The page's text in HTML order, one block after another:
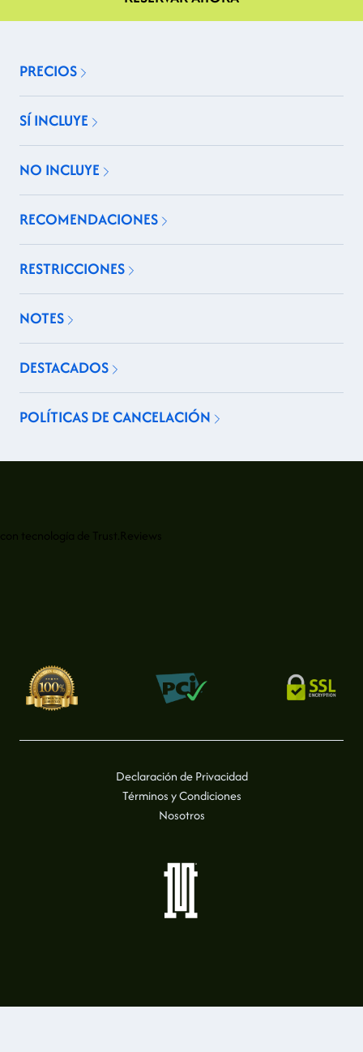
PRECIOS
SÍ INCLUYE
NO INCLUYE
RECOMENDACIONES
RESTRICCIONES
NOTES
DESTACADOS
POLÍTICAS DE CANCELACIÓN
con tecnología de Trust.Reviews
Declaración de Privacidad
Términos y Condiciones
Nosotros